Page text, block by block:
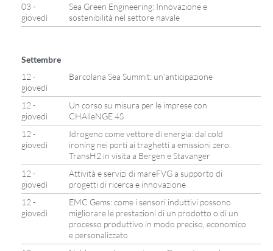
03 -
giovedì
Sea Green Engineering: Innovazione e
sostenibilità nel settore navale
Settembre
12 -
giovedì
Barcolana Sea Summit: un’anticipazione
12 -
giovedì
Un corso su misura per le imprese con
CHAlleNGE 4S
12 -
giovedì
Idrogeno come vettore di energia: dal cold
ironing nei porti ai traghetti a emissioni zero.
TransH2 in visita a Bergen e Stavanger
12 -
giovedì
Attività e servizi di mareFVG a supporto di
progetti di ricerca e innovazione
12 -
giovedì
EMC Gems: come i sensori induttivi possono
migliorare le prestazioni di un prodotto o di un
processo produttivo in modo preciso, economico
e personalizzato